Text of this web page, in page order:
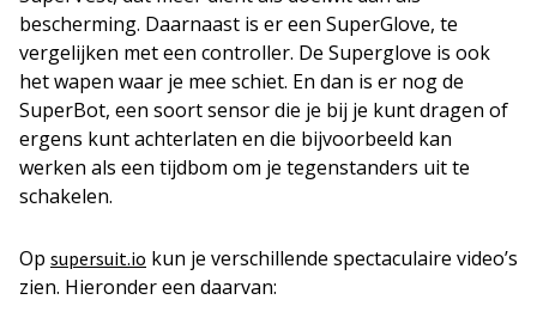
bescherming. Daarnaast is er een SuperGlove, te
vergelijken met een controller. De Superglove is ook
het wapen waar je mee schiet. En dan is er nog de
SuperBot, een soort sensor die je bij je kunt dragen of
ergens kunt achterlaten en die bijvoorbeeld kan
werken als een tijdbom om je tegenstanders uit te
schakelen.
Op supersuit.io kun je verschillende spectaculaire video’s
zien. Hieronder een daarvan: